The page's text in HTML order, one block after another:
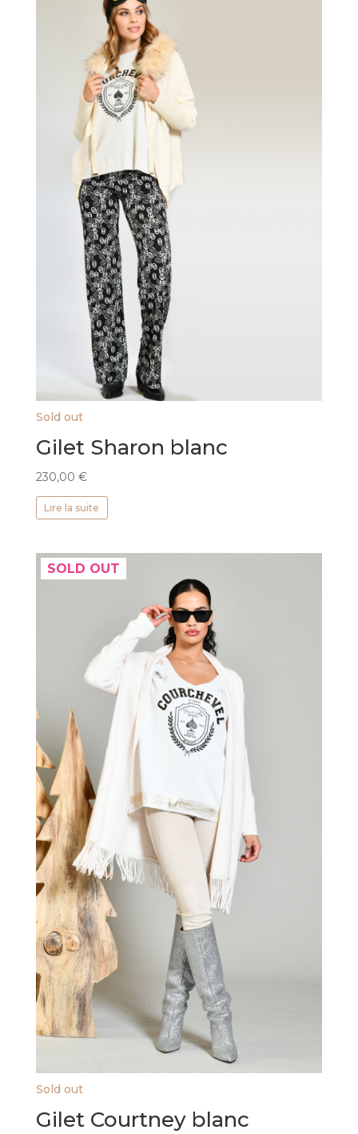
Sold out
Gilet Sharon blanc
230,00 €
Lire la suite
SOLD OUT
Sold out
Gilet Courtney blanc